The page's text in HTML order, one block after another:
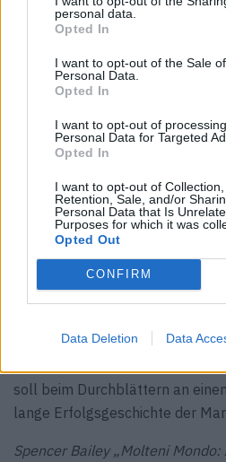
personal data.
Opted In
I want to opt-out of the Sale
Personal Data.
Opted In
I want to opt-out of
Personal Data for Targeted
Opted In
I want to opt-out of Collection,
Retention, Sale, and/or
Personal Data that Is
Purposes for which it was
Opted Out
CONFIRM
Data Deletion Data
Jubiläum
Made in Italy
90 Jahre muss man feiern! Wie
literarisch zusammenfassen in
lesefaulen Welt? Indem man
ihr Unternehmen. Das Buch
soll beim Durchblättern an
lange Erfolgsgeschichte der
Spencer Bailey „Molteni